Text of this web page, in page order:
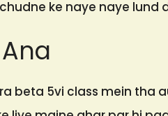
ke naye naye lund
beta 5vi class mein tha